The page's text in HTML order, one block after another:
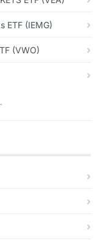
ETF (IEMG)
(VWO)